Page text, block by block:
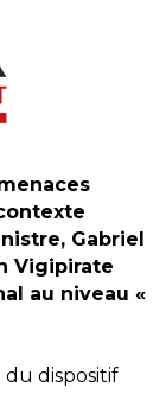
Gabriel
Vigipirate
au niveau «
dispositif